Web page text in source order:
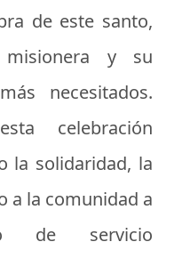
de este santo,
y su
necesitados.
celebración
la solidaridad, la
a la comunidad a
de servicio